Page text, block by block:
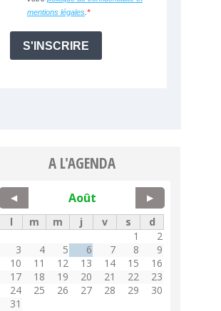
A L'AGENDA
Août
◀ ▶
l m m j v s
d
1
2
3
4 5 6 7 8
9
10
11 12 13 14 15
16
17
18 19 20 21 22
23
24
25 26 27 28 29
30
31